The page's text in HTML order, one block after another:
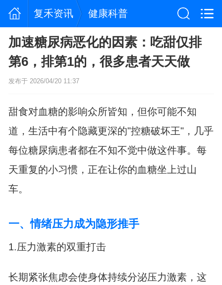
复禾资讯 健康科普
加速糖尿病恶化的因素：吃甜仅排
第6，排第1的，很多患者天天做
发布于 2026/04/20 11:37
甜食对血糖的影响众所皆知，但你可能不知
道，生活中有个隐藏更深的"控糖破坏王"，几乎
每位糖尿病患者都在不知不觉中做这件事。每
天重复的小习惯，正在让你的血糖坐上过山
车。
一、情绪压力成为隐形推手
1.压力激素的双重打击
长期紧张焦虑会使身体持续分泌压力激素，这